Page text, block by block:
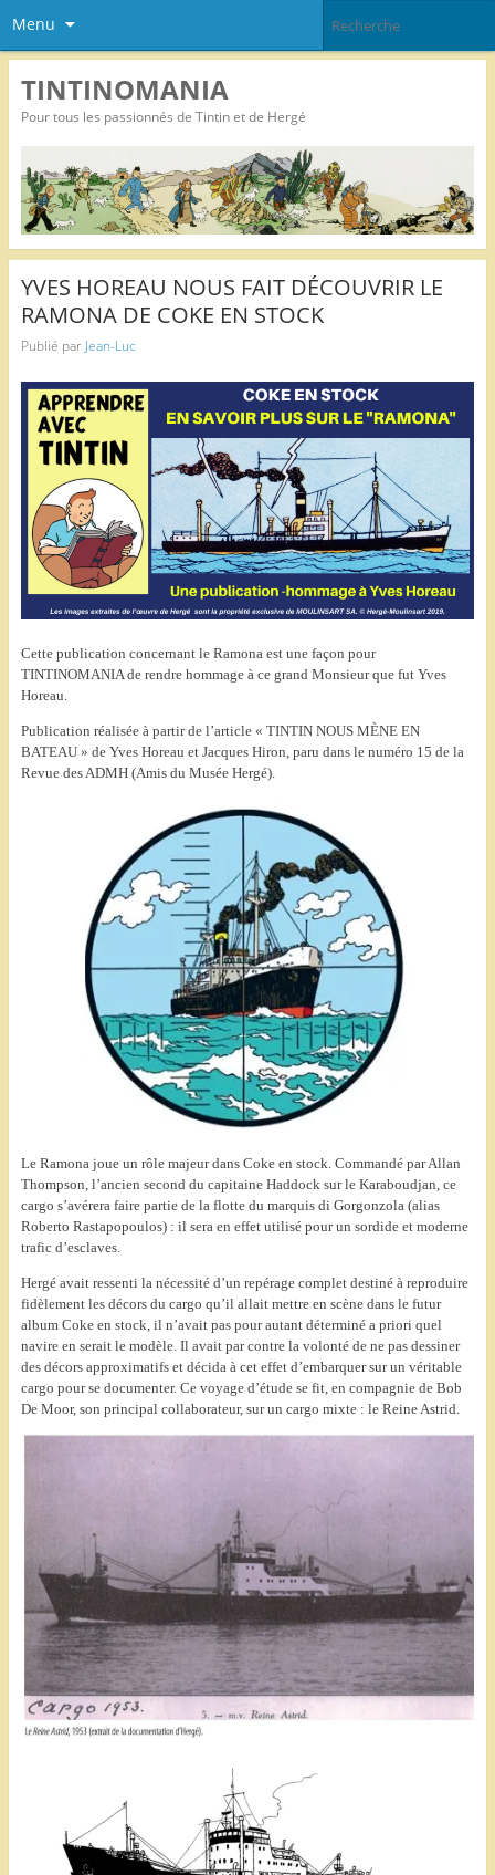
Menu
TINTINOMANIA
Pour tous les passionnés de Tintin et de Hergé
YVES HOREAU NOUS FAIT DÉCOUVRIR LE
RAMONA DE COKE EN STOCK
Publié par Jean-Luc
Cette publication concernant le Ramona est une façon pour
TINTINOMANIA de rendre hommage à ce grand Monsieur que fut Yves
Horeau.
Publication réalisée à partir de l’article « TINTIN NOUS MÈNE EN
BATEAU » de Yves Horeau et Jacques Hiron, paru dans le numéro 15 de la
Revue des ADMH (Amis du Musée Hergé).
Le Ramona joue un rôle majeur dans Coke en stock. Commandé par Allan
Thompson, l’ancien second du capitaine Haddock sur le Karaboudjan, ce
cargo s’avérera faire partie de la flotte du marquis di Gorgonzola (alias
Roberto Rastapopoulos) : il sera en effet utilisé pour un sordide et moderne
trafic d’esclaves.
Hergé avait ressenti la nécessité d’un repérage complet destiné à reproduire
fidèlement les décors du cargo qu’il allait mettre en scène dans le futur
album Coke en stock, il n’avait pas pour autant déterminé a priori quel
navire en serait le modèle. Il avait par contre la volonté de ne pas dessiner
des décors approximatifs et décida à cet effet d’embarquer sur un véritable
cargo pour se documenter. Ce voyage d’étude se fit, en compagnie de Bob
De Moor, son principal collaborateur, sur un cargo mixte : le Reine Astrid.